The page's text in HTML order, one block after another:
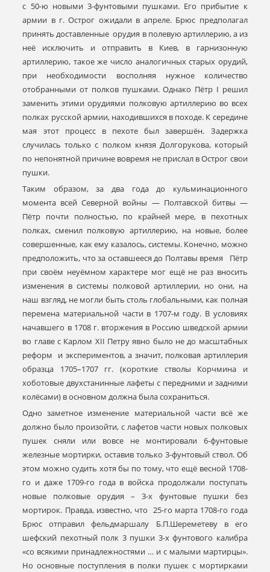
с 50-ю новыми 3-фунтовыми пушками. Его прибытие к
армии в г. Острог ожидали в апреле. Брюс предполагал
принять доставленные орудия в полевую артиллерию, а из
неё исключить и отправить в Киев, в гарнизонную
артиллерию, такое же число аналогичных старых орудий,
при необходимости восполняя нужное количество
отобранными от полков пушками. Однако Пётр I решил
заменить этими орудиями полковую артиллерию во всех
полках русской армии, находившихся в походе. К середине
мая этот процесс в пехоте был завершён. Задержка
случилась только с полком князя Долгорукова, который
по непонятной причине вовремя не прислал в Острог свои
пушки.
Таким образом, за два года до кульминационного
момента всей Северной войны — Полтавской битвы —
Пётр почти полностью, по крайней мере, в пехотных
полках, сменил полковую артиллерию, на новые, более
совершенные, как ему казалось, системы. Конечно, можно
предположить, что за оставшееся до Полтавы время Пётр
при своём неуёмном характере мог ещё не раз вносить
изменения в системы полковой артиллерии, но они, на
наш взгляд, не могли быть столь глобальными, как полная
перемена материальной части в 1707-м году. В условиях
начавшего в 1708 г. вторжения в Россию шведской армии
во главе с Карлом XII Петру явно было не до масштабных
реформ и экспериментов, а значит, полковая артиллерия
образца 1705–1707 гг. (короткие стволы Корчмина и
хоботовые двухстанинные лафеты с передними и задними
колёсами) в основном должна была сохраниться.
Одно заметное изменение материальной части всё же
должно было произойти, с лафетов части новых полковых
пушек сняли или вовсе не монтировали 6-фунтовые
железные мортирки, оставив только 3-фунтовый ствол. Об
этом можно судить хотя бы по тому, что ещё весной 1708-
го и даже 1709-го года в войска продолжали поступать
новые полковые орудия – 3-х фунтовые пушки без
мортирок. Правда, известно, что 25-го марта 1708-го года
Брюс отправил фельдмаршалу Б.П.Шереметеву в его
шефский пехотный полк 3 пушки 3-х фунтового калибра
«со всякими принадлежностями … и с малыми мартирцы».
Но основные поступления в полки пушек с мортирками